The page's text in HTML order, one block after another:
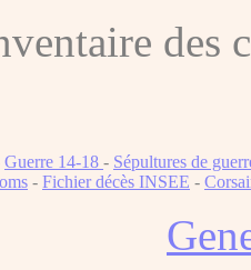
des
Guerre 14-18 - Sépultures de
- Fichier décès INSEE -